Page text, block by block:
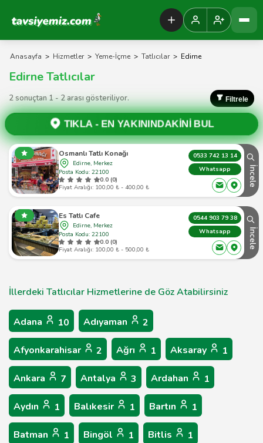
Tavsiyemiz Anasayfa
Anasayfa > Hizmetler > Yeme-İçme > Tatlıcılar > Edirne
Edirne Tatlıcılar
2 sonuçtan 1 - 2 arası gösteriliyor. Filtrele
TIKLA -EN YAKININDAKİNİ BUL
Osmanlı Tatlı Konağı
Edirne, Merkez
Posta Kodu: 22100
0.0 (0)
Fiyat Aralığı: 100,00 ₺ - 400,00 ₺
0533 742 13 14
Whatsapp
İncele
Es Tatlı Cafe
Edirne, Merkez
Posta Kodu: 22100
0.0 (0)
Fiyat Aralığı: 100,00 ₺ - 500,00 ₺
0544 903 79 38
Whatsapp
İncele
İllerdeki Tatlıcılar Hizmetlerine de Göz Atabilirsiniz
Adana 10 Adıyaman 2
Afyonkarahisar 2 Ağrı 1 Aksaray 1
Ankara 7 Antalya 3 Ardahan 1
Aydın 1 Balıkesir 1 Bartın 1
Batman 1 Bingöl 1 Bitlis 1